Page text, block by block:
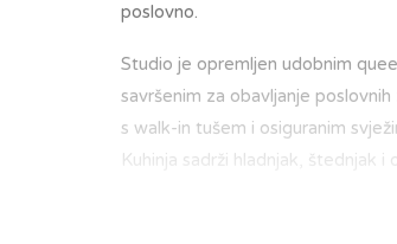
poslovno.
Studio je opremljen udobnim
savršenim za obavljanje
s walk-in tušem i osiguranim
Kuhinja sadrži hladnjak, štednjak